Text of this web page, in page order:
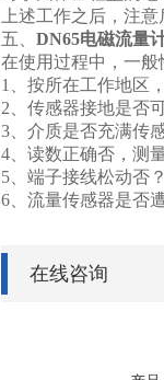
上述工作之后，注
五、 DN65电磁流量
在使用过程中，一
1
、按所在工作地区
2 、传感器接地是否
3 、介质是否充满传
4 、读数正确否，测
5 、端子接线松动否
6 、流量传感器是否
在线咨询